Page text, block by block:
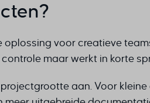
oplossing voor creatieve
maar werkt in korte
aan. Voor